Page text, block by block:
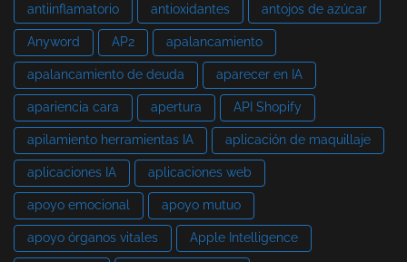
antiinflamatorio antioxidantes antojos de azúcar
Anyword AP2 apalancamiento
apalancamiento de deuda aparecer en IA
apariencia cara apertura API Shopify
apilamiento herramientas IA aplicación de maquillaje
aplicaciones IA aplicaciones web
apoyo emocional apoyo mutuo
apoyo órganos vitales Apple Intelligence